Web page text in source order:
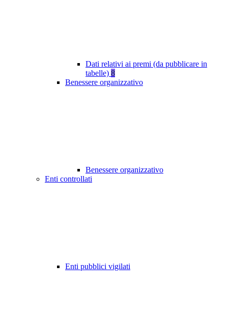
Dati relativi ai premi (da pubblicare in
tabelle) 8
Benessere organizzativo
Benessere organizzativo
Enti controllati
Enti pubblici vigilati